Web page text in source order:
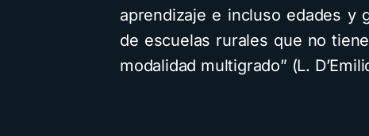
aprendizaje e incluso edades y
de escuelas rurales que no
modalidad multigrado” (L.